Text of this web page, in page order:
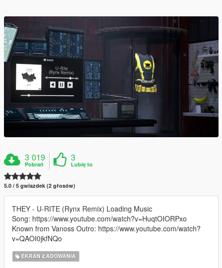
3 019
Pobrań
3
Lubię to
5.0 / 5 gwiazdek (2 głosów)
THEY - U-RITE (Rynx Remix) Loading Music
Song: https://www.youtube.com/watch?v=HuqtOIORPxo
Known from Vanoss Outro: https://www.youtube.com/watch?
v=QAOI0jkfNQo
EKRAN ŁADOWANIA